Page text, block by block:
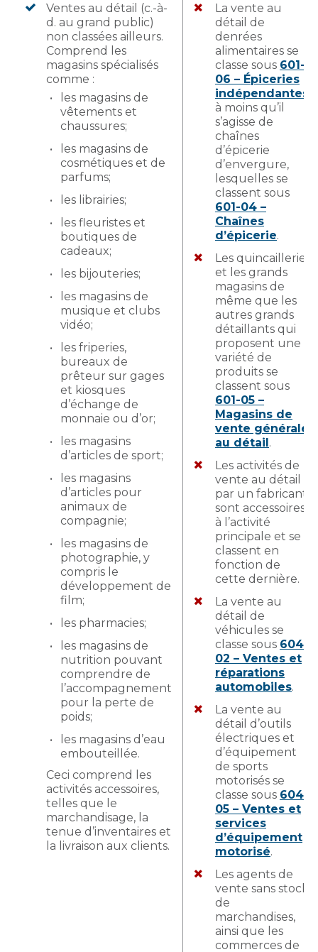
Ventes au détail (c.-à-
d. au grand public)
non classées ailleurs.
Comprend les
magasins spécialisés
comme :
les magasins de
vêtements et
chaussures;
les magasins de
cosmétiques et de
parfums;
les librairies;
les fleuristes et
boutiques de
cadeaux;
les bijouteries;
les magasins de
musique et clubs
vidéo;
les friperies,
bureaux de
prêteur sur gages
et kiosques
d’échange de
monnaie ou d’or;
les magasins
d’articles de sport;
les magasins
d’articles pour
animaux de
compagnie;
les magasins de
photographie, y
compris le
développement de
film;
les pharmacies;
les magasins de
nutrition pouvant
comprendre de
l’accompagnement
pour la perte de
poids;
les magasins d’eau
embouteillée.
Ceci comprend les
activités accessoires,
telles que le
marchandisage, la
tenue d’inventaires et
la livraison aux clients.
La vente au
détail de
denrées
alimentaires se
classe sous 601-
06 – Épiceries
indépendantes
à moins qu’il
s’agisse de
chaînes
d’épicerie
d’envergure,
lesquelles se
classent sous
601-04 –
Chaînes
d’épicerie.
Les quincailleries
et les grands
magasins de
même que les
autres grands
détaillants qui
proposent une
variété de
produits se
classent sous
601-05 –
Magasins de
vente générale
au détail.
Les activités de
vente au détail
par un fabricant
sont accessoires
à l’activité
principale et se
classent en
fonction de
cette dernière.
La vente au
détail de
véhicules se
classe sous 604-
02 – Ventes et
réparations
automobiles.
La vente au
détail d’outils
électriques et
d’équipement
de sports
motorisés se
classe sous 604-
05 – Ventes et
services
d’équipement
motorisé.
Les agents de
vente sans stock
de
marchandises,
ainsi que les
commerces de